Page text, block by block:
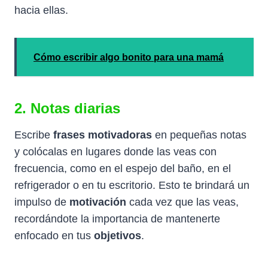
hacia ellas.
Cómo escribir algo bonito para una mamá
2. Notas diarias
Escribe frases motivadoras en pequeñas notas
y colócalas en lugares donde las veas con
frecuencia, como en el espejo del baño, en el
refrigerador o en tu escritorio. Esto te brindará un
impulso de motivación cada vez que las veas,
recordándote la importancia de mantenerte
enfocado en tus objetivos.